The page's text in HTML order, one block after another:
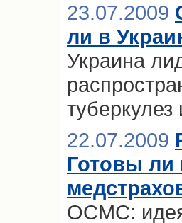
23.07.2009
ли в
Украина
туберкулез
22.07.2009
Готовы
ОСМС: